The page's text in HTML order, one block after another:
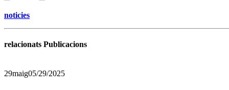
noticies
relacionats Publicacions
29maig05/29/2025